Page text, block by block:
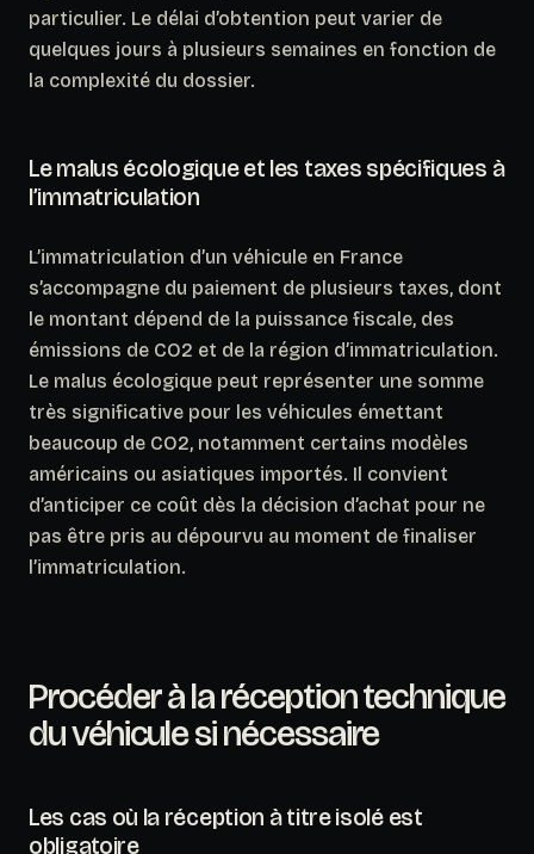
particulier. Le délai d’obtention peut varier de
quelques jours à plusieurs semaines en fonction de
la complexité du dossier.
Le malus écologique et les taxes spécifiques à
l’immatriculation
L’immatriculation d’un véhicule en France
s’accompagne du paiement de plusieurs taxes, dont
le montant dépend de la puissance fiscale, des
émissions de CO2 et de la région d’immatriculation.
Le malus écologique peut représenter une somme
très significative pour les véhicules émettant
beaucoup de CO2, notamment certains modèles
américains ou asiatiques importés. Il convient
d’anticiper ce coût dès la décision d’achat pour ne
pas être pris au dépourvu au moment de finaliser
l’immatriculation.
Procéder à la réception technique
du véhicule si nécessaire
Les cas où la réception à titre isolé est
obligatoire